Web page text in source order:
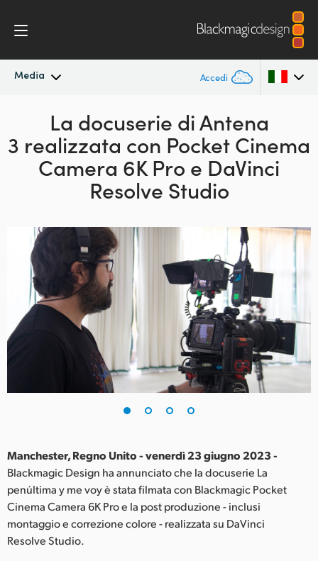
Media Accedi
In primo piano
Archivio
Immagini per i media
Argentina
Australia
Austria
Canada
China
Denmark
Finland
Germany
India
Japan
Korea
La docuserie diAntena
3 realizzata con Pocket Cinema
Camera 6K Pro e DaVinci
Resolve Studio
Manchester, Regno Unito - venerdì 23 giugno 2023 -
Blackmagic Design ha annunciato che la docuserie La
penúltima y me voy è stata filmata con Blackmagic Pocket
Cinema Camera 6K Pro e la post produzione - inclusi
montaggio e correzione colore - realizzata su DaVinci
Resolve Studio.